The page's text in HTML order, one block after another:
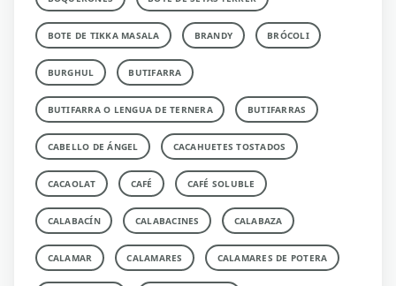
BOTE DE TIKKA MASALA BRANDY BRÓCOLI
BURGHUL BUTIFARRA
BUTIFARRA O LENGUA DE TERNERA BUTIFARRAS
CABELLO DE ÁNGEL CACAHUETES TOSTADOS
CACAOLAT CAFÉ CAFÉ SOLUBLE
CALABACÍN CALABACINES CALABAZA
CALAMAR CALAMARES CALAMARES DE POTERA